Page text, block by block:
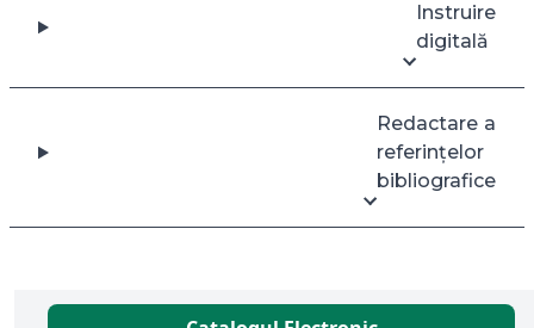
Instruire
digitală
Redactare a
referințelor
bibliografice